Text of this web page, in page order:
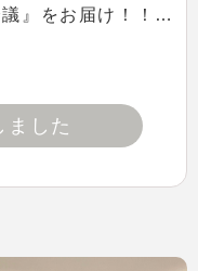
』をお届け！！…
ました